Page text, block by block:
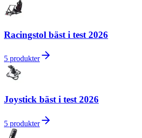
Racingstol bäst i test 2026
5 produkter
Joystick bäst i test 2026
5 produkter